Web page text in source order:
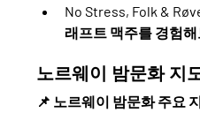
No Stress, Folk &
래프트 맥주를 경험
노르웨이 밤문화 지
📌 노르웨이 밤문화 주요